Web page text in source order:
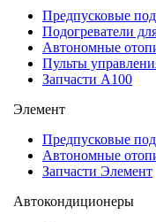
Предпусковые
Подогреватели
Автономные
Пульты
Запчасти А100
Элемент
Предпусковые
Автономные
Запчасти Элемент
Автокондиционеры